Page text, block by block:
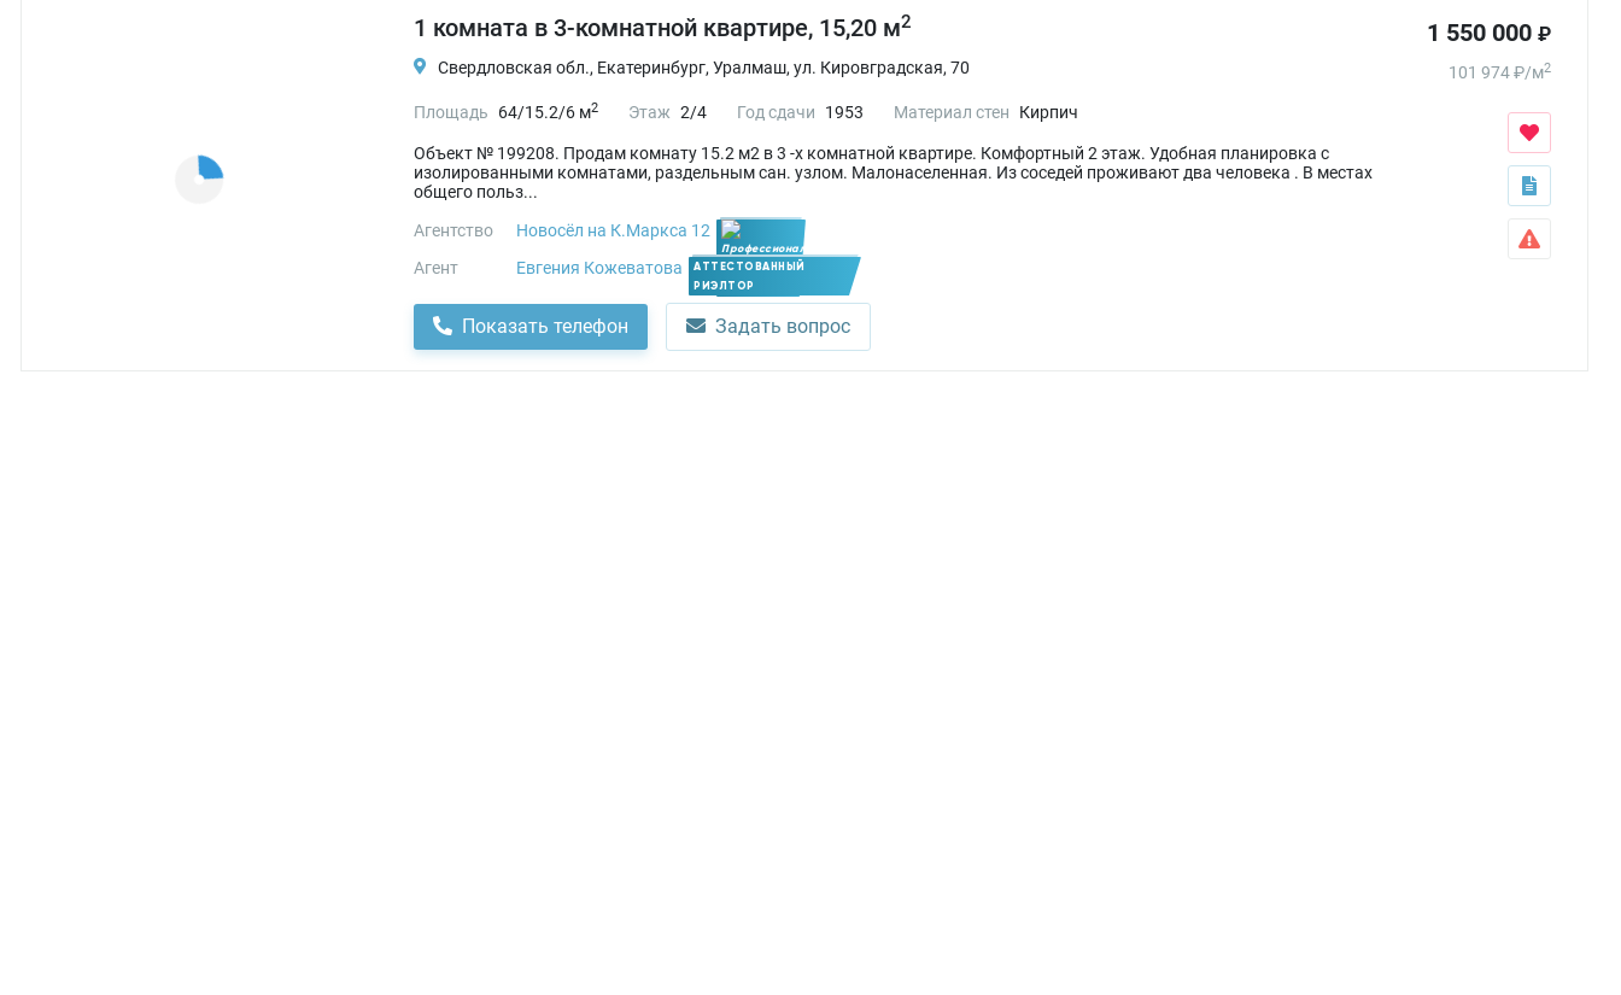
1 комната в 3-комнатной квартире, 15,20 м2
Свердловская обл., Екатеринбург, Уралмаш, ул. Кировградская, 70
Площадь 64/15.2/6 м2 Этаж 2/4 Год сдачи 1953 Материал стен Кирпич
Объект № 199208. Продам комнату 15.2 м2 в 3 -х комнатной квартире. Комфортный 2 этаж. Удобная планировка с
изолированными комнатами, раздельным сан. узлом. Малонаселенная. Из соседей проживают два человека . В местах
общего польз...
Агентство
Новосёл на К.Маркса 12
Член УПН
Агент Евгения Кожеватова
АТТЕСТОВАННЫЙ
РИЭЛТОР
Показать телефон Задать вопрос
1 550 000 ₽
101 974₽/м2